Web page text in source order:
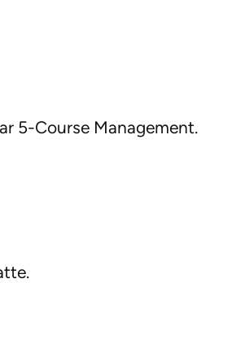
5-Course Management.